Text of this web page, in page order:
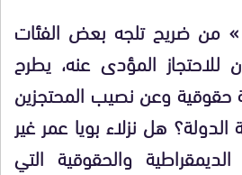
من ضريح تلجه بعض الفئات
للاحتجاز المؤدى عنه، يطرح
وعن نصيب المحتجزين
هل نزلاء بويا عمر غير
والحقوقية التي